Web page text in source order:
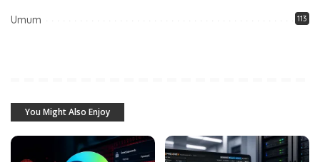
Umum 113
You Might Also Enjoy